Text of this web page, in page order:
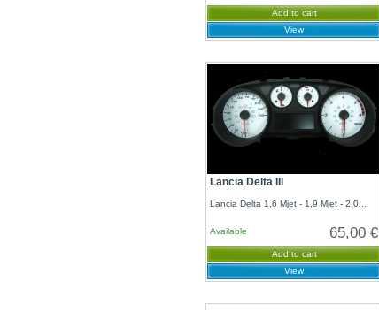
Add to cart
View
Lancia Delta III
Lancia Delta 1,6 Mjet - 1,9 Mjet - 2,0...
65,00 €
Available
Add to cart
View